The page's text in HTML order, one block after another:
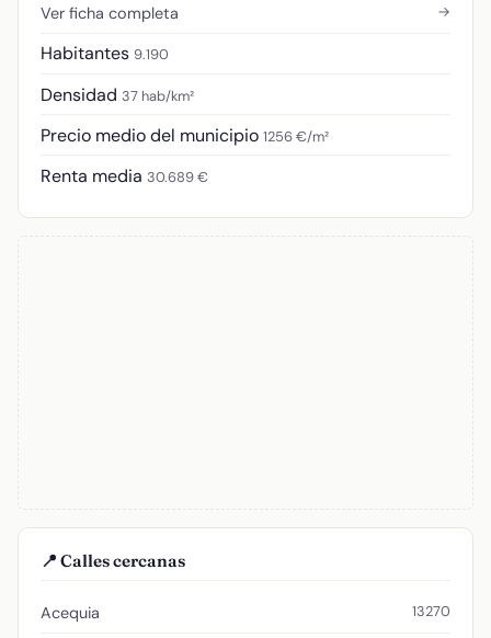
Ver ficha completa →
Habitantes 9.190
Densidad 37 hab/km²
Precio medio del municipio 1256 €/m²
Renta media 30.689 €
📍 Calles cercanas
Acequia 13270